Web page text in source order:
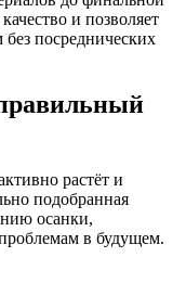
и позволяет
посреднических
растёт и
подобранная
осанки,
в будущем.